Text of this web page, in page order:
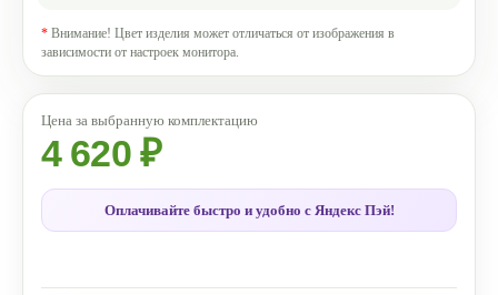
* Внимание! Цвет изделия может отличаться от изображения в
зависимости от настроек монитора.
4 620 ₽
Оплачивайте быстро и удобно с Яндекс Пэй!